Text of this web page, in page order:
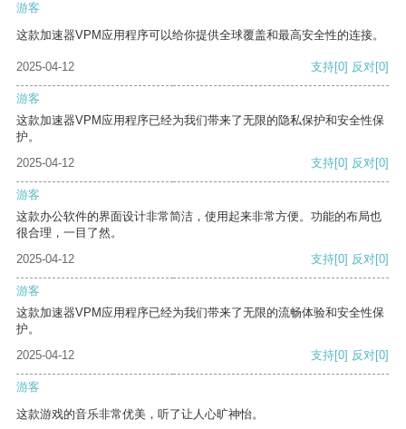
游客
这款加速器VPM应用程序可以给你提供全球覆盖和最高安全性的连接。
2025-04-12 支持[0] 反对[0]
游客
这款加速器VPM应用程序已经为我们带来了无限的隐私保护和安全性保
护。
2025-04-12
支持[0] 反对[0]
游客
这款办公软件的界面设计非常简洁，使用起来非常方便。功能的布局也
很合理，一目了然。
2025-04-12
支持[0] 反对[0]
游客
这款加速器VPM应用程序已经为我们带来了无限的流畅体验和安全性保
护。
2025-04-12
支持[0] 反对[0]
游客
这款游戏的音乐非常优美，听了让人心旷神怡。